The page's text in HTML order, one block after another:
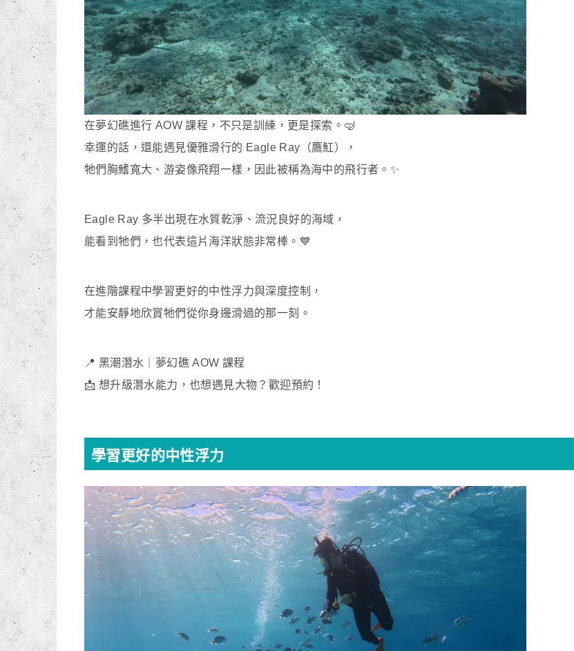
在夢幻礁進行 AOW 課程，不只是訓練，更是探索。🤿
幸運的話，還能遇見優雅滑行的 Eagle Ray（鷹魟），
牠們胸鰭寬大、游姿像飛翔一樣，因此被稱為海中的飛行者。✨
Eagle Ray 多半出現在水質乾淨、流況良好的海域，
能看到牠們，也代表這片海洋狀態非常棒。💙
在進階課程中學習更好的中性浮力與深度控制，
才能安靜地欣賞牠們從你身邊滑過的那一刻。
📍 黑潮潛水｜夢幻礁 AOW 課程
📩 想升級潛水能力，也想遇見大物？歡迎預約！
學習更好的中性浮力